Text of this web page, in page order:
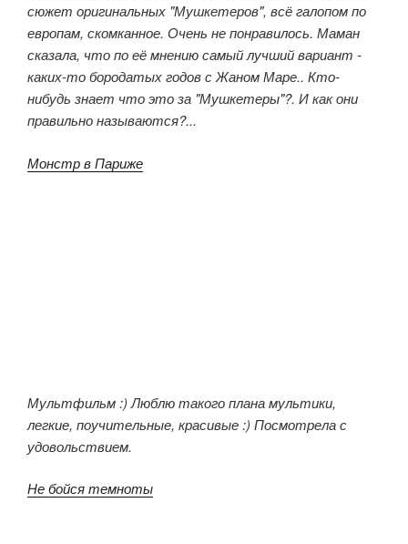
сюжет оригинальных "Мушкетеров", всё галопом по
европам, скомканное. Очень не понравилось. Маман
сказала, что по её мнению самый лучший вариант -
каких-то бородатых годов с Жаном Маре.. Кто-
нибудь знает что это за "Мушкетеры"?. И как они
правильно называются?...
Монстр в Париже
Мультфильм :) Люблю такого плана мультики,
легкие, поучительные, красивые :) Посмотрела с
удовольствием.
Не бойся темноты